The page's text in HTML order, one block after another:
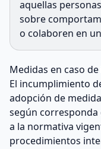
aquellas
sobre
o colaboren en
Medidas en caso
El incumplimiento
adopción de
según corresponda
a la normativa
procedimientos